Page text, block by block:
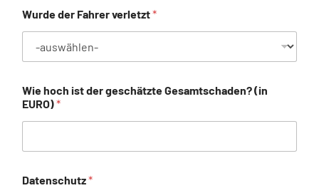
Wurde der Fahrer verletzt*
Wie hoch ist der geschätzte Gesamtschaden? (in
EURO)*
Datenschutz*